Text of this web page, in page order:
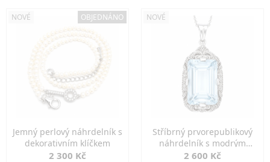
NOVÉ OBJEDNÁNO
Jemný perlový náhrdelník s
dekorativním klíčkem
2 300 Kč
NOVÉ
Stříbrný prvorepublikový
náhrdelník s modrým
spinelem
2 600 Kč